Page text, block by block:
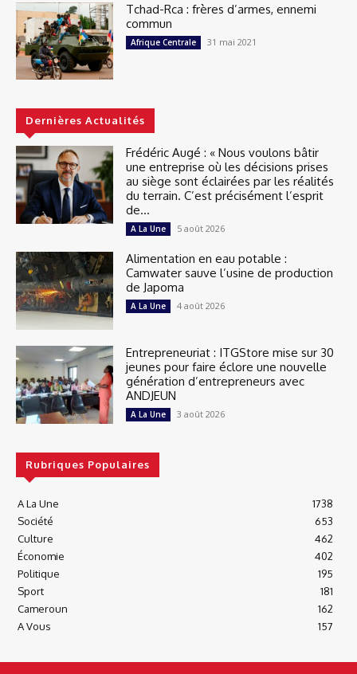
Tchad-Rca : frères d’armes, ennemi
commun
Afrique Centrale 31 mai 2021
Dernières Actualités
Frédéric Augé : « Nous voulons bâtir
une entreprise où les décisions prises
au siège sont éclairées par les réalités
du terrain. C’est précisément l’esprit
de...
A La Une 5 août 2026
Alimentation en eau potable :
Camwater sauve l’usine de production
de Japoma
A La Une 4 août 2026
Entrepreneuriat : ITGStore mise sur 30
jeunes pour faire éclore une nouvelle
génération d’entrepreneurs avec
ANDJEUN
A La Une 3 août 2026
Rubriques Populaires
A La Une
1738
Société
653
Culture
462
Économie
402
Politique
195
Sport
181
Cameroun
162
A Vous
157